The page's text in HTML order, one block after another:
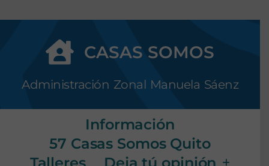
CASAS SOMOS
Administración Zonal Manuela Sáenz
Información
57 Casas Somos Quito